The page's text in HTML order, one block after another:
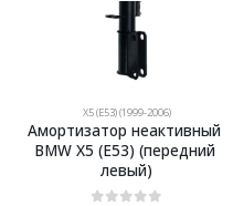
X5 (E53) (1999-2006)
Амортизатор неактивный
BMW X5 (E53) (передний
левый)